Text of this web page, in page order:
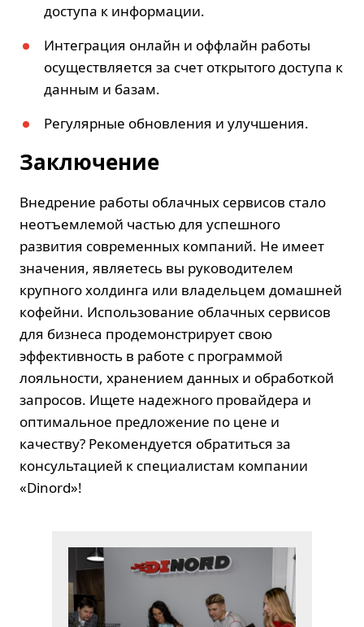
доступа к информации.
Интеграция онлайн и оффлайн работы
осуществляется за счет открытого доступа к
данным и базам.
Регулярные обновления и улучшения.
Заключение
Внедрение работы облачных сервисов стало
неотъемлемой частью для успешного
развития современных компаний. Не имеет
значения, являетесь вы руководителем
крупного холдинга или владельцем домашней
кофейни. Использование облачных сервисов
для бизнеса продемонстрирует свою
эффективность в работе с программой
лояльности, хранением данных и обработкой
запросов. Ищете надежного провайдера и
оптимальное предложение по цене и
качеству? Рекомендуется обратиться за
консультацией к специалистам компании
«Dinord»!